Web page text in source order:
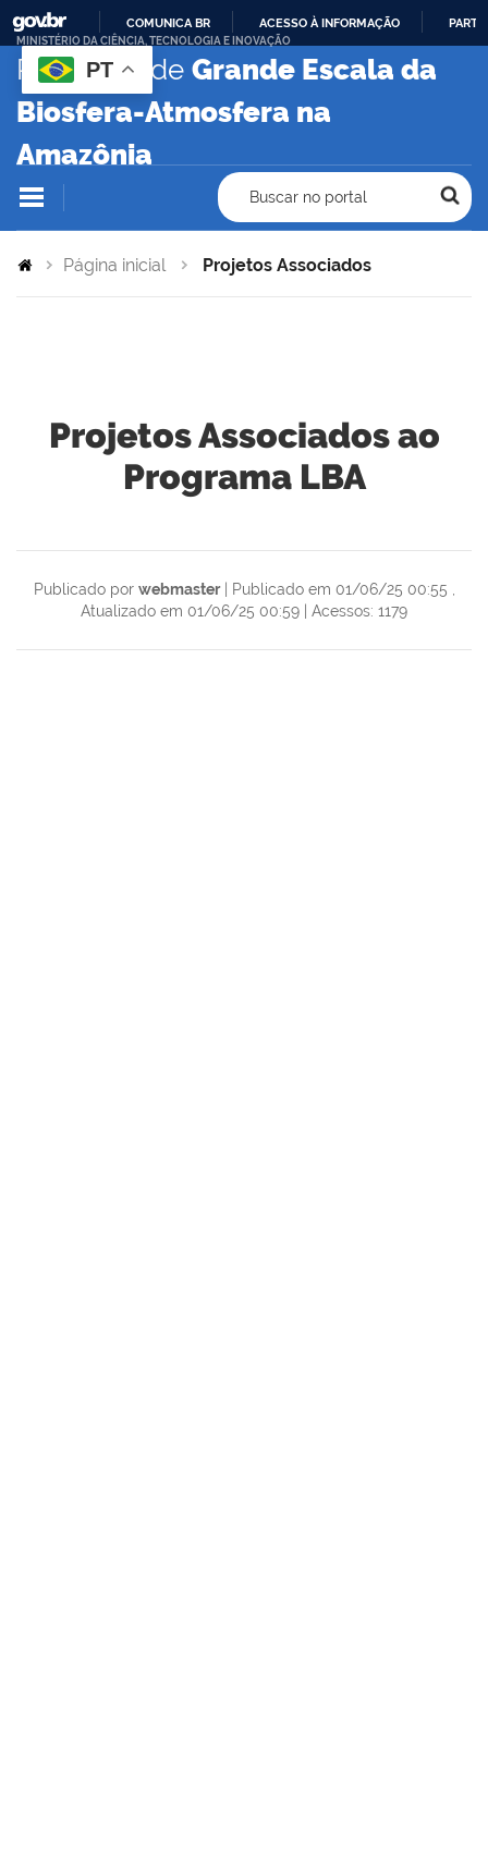
PARA
O
COMUNICA BR ACESSO À INFORMAÇÃO
PT
MINISTÉRIO DA CIÊNCIA, TECNOLOGIA E INOVAÇÃO
Programa de Grande Escala da
Biosfera-Atmosfera na
Amazônia
Buscar no portal
Página inicial Projetos Associados
Projetos Associados ao
Programa LBA
Publicado por webmaster | Publicado em 01/06/25 00:55
Atualizado em 01/06/25 00:59 | Acessos: 1179